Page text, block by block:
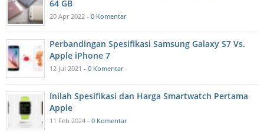
64 GB
20 Apr 2022 - 0 Komentar
Perbandingan Spesifikasi Samsung Galaxy S7 Vs.
Apple iPhone 7
12 Jul 2021 - 0 Komentar
Inilah Spesifikasi dan Harga Smartwatch Pertama
Apple
11 Feb 2024 - 0 Komentar